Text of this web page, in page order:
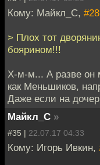
Кому: Майкл_С, #28
> Плох тот
боярином!!!
Х-м-м... А разве он
как Меньшиков,
Даже если на
Майкл_С »
#35 | 22.07.17 04:33
Кому: Игорь Ивкин,